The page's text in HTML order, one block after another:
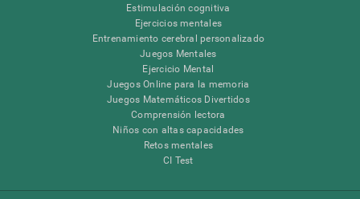
Estimulación cognitiva
Ejercicios mentales
Entrenamiento cerebral personalizado
Juegos Mentales
Ejercicio Mental
Juegos Online para la memoria
Juegos Matemáticos Divertidos
Comprensión lectora
Niños con altas capacidades
Retos mentales
CI Test